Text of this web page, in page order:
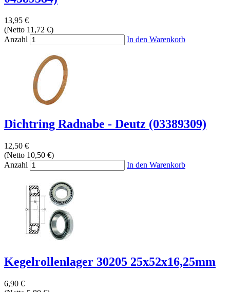
13,95 €
(Netto 11,72 €)
Anzahl
In den Warenkorb
Dichtring Radnabe - Deutz (03389309)
12,50 €
(Netto 10,50 €)
Anzahl
In den Warenkorb
Kegelrollenlager 30205 25x52x16,25mm
6,90 €